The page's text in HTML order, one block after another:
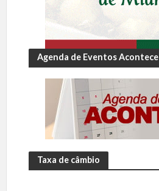
Agenda de Eventos Acontece
Taxa de câmbio